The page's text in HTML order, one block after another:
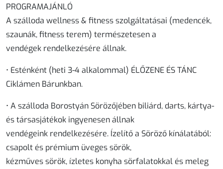
PROGRAMAJÁNLÓ
A szálloda wellness & fitness szolgáltatásai (medencék,
szaunák, fitness terem) természetesen a
vendégek rendelkezésére állnak.
• Esténként (heti 3-4 alkalommal) ÉLŐZENE ÉS TÁNC
Ciklámen Bárunkban.
• A szálloda Borostyán Sörözőjében biliárd, darts, kártya-
és társasjátékok ingyenesen állnak
vendégeink rendelkezésére. Ízelítő a Söröző kínálatából:
csapolt és prémium üveges sörök,
kézműves sörök, ízletes konyha sörfalatokkal és meleg